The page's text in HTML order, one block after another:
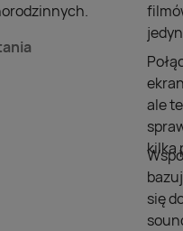
ale
kilka
się